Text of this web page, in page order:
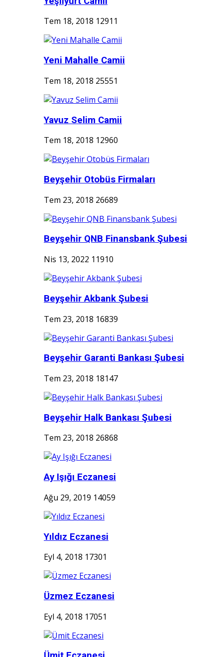
Tem 18, 2018 12911
Yeni Mahalle Camii
Tem 18, 2018 25551
Yavuz Selim Camii
Tem 18, 2018 12960
Beyşehir Otobüs Firmaları
Tem 23, 2018 26689
Beyşehir QNB Finansbank Şubesi
Nis 13, 2022 11910
Beyşehir Akbank Şubesi
Tem 23, 2018 16839
Beyşehir Garanti Bankası Şubesi
Tem 23, 2018 18147
Beyşehir Halk Bankası Şubesi
Tem 23, 2018 26868
Ay Işığı Eczanesi
Ağu 29, 2019 14059
Yıldız Eczanesi
Eyl 4, 2018 17301
Üzmez Eczanesi
Eyl 4, 2018 17051